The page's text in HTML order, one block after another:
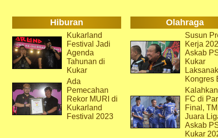
Hiburan Olahraga
Kukarland
Festival Jadi
Agenda
Tahunan di
Kukar
Ada
Pemecahan
Rekor MURI di
Kukarland
Festival 2023
Susun
Kerja
Askab
Kukar
Kongres
FC di
Final,
Juara
Askab
Kukar